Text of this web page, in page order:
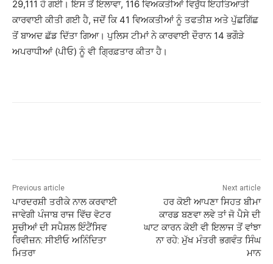
29,111 ਹੋ ਗਈ। ਇਸ ਤੋਂ ਇਲਾਵਾ, 116 ਵਿਅਕਤੀਆਂ ਵਿਰੁੱਧ ਇਹਤਿਆਤੀ
ਕਾਰਵਾਈ ਕੀਤੀ ਗਈ ਹੈ, ਜਦੋਂ ਕਿ 41 ਵਿਅਕਤੀਆਂ ਨੂੰ ਤਫਤੀਸ਼ ਅਤੇ ਪੁੱਛਗਿੱਛ
ਤੋਂ ਬਾਅਦ ਛੱਡ ਦਿੱਤਾ ਗਿਆ। ਪੁਲਿਸ ਟੀਮਾਂ ਨੇ ਕਾਰਵਾਈ ਦੌਰਾਨ 14 ਭਗੌੜੇ
ਅਪਰਾਧੀਆਂ (ਪੀਓ) ਨੂੰ ਵੀ ਗ੍ਰਿਫ਼ਤਾਰ ਕੀਤਾ ਹੈ।
Previous article
ਪਾਰਦਰਸ਼ੀ ਤਰੀਕੇ ਨਾਲ ਕਰਵਾਈ
ਜਾਵੇਗੀ ਪੰਜਾਬ ਰਾਜ ਵਿੱਚ ਵੋਟਰ
ਸੂਚੀਆਂ ਦੀ ਸਪੈਸ਼ਲ ਇੰਟੈਂਸਿਵ
ਰਿਵੀਜ਼ਨ: ਸੀਈਓ ਅਨਿੰਦਿਤਾ
ਮਿਤਰਾ
Next article
ਹਰ ਕੋਈ ਆਪਣਾ ਸਿਹਤ ਬੀਮਾ
ਕਾਰਡ ਬਣਵਾ ਲਵੇ ਤਾਂ ਜੋ ਪੈਸੇ ਦੀ
ਘਾਟ ਕਾਰਨ ਕੋਈ ਵੀ ਇਲਾਜ ਤੋਂ ਵਾਂਝਾ
ਨਾ ਰਹੇ: ਮੁੱਖ ਮੰਤਰੀ ਭਗਵੰਤ ਸਿੰਘ
ਮਾਨ